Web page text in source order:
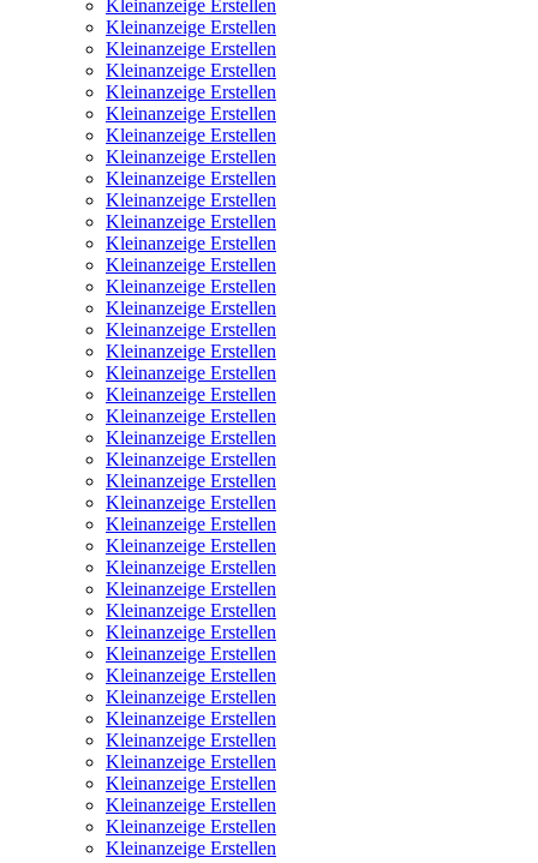
Kleinanzeige Erstellen
Kleinanzeige Erstellen
Kleinanzeige Erstellen
Kleinanzeige Erstellen
Kleinanzeige Erstellen
Kleinanzeige Erstellen
Kleinanzeige Erstellen
Kleinanzeige Erstellen
Kleinanzeige Erstellen
Kleinanzeige Erstellen
Kleinanzeige Erstellen
Kleinanzeige Erstellen
Kleinanzeige Erstellen
Kleinanzeige Erstellen
Kleinanzeige Erstellen
Kleinanzeige Erstellen
Kleinanzeige Erstellen
Kleinanzeige Erstellen
Kleinanzeige Erstellen
Kleinanzeige Erstellen
Kleinanzeige Erstellen
Kleinanzeige Erstellen
Kleinanzeige Erstellen
Kleinanzeige Erstellen
Kleinanzeige Erstellen
Kleinanzeige Erstellen
Kleinanzeige Erstellen
Kleinanzeige Erstellen
Kleinanzeige Erstellen
Kleinanzeige Erstellen
Kleinanzeige Erstellen
Kleinanzeige Erstellen
Kleinanzeige Erstellen
Kleinanzeige Erstellen
Kleinanzeige Erstellen
Kleinanzeige Erstellen
Kleinanzeige Erstellen
Kleinanzeige Erstellen
Kleinanzeige Erstellen
Kleinanzeige Erstellen